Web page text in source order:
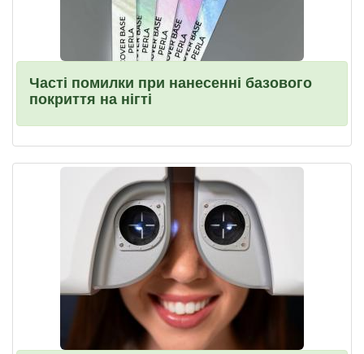
Часті помилки при нанесенні базового
покриття на нігті